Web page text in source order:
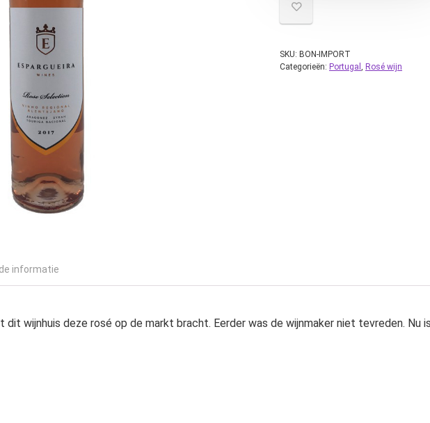
SKU: BON-IMPORT
Categorieën: Portugal , Rosé wijn
informatie
wijnhuis deze rosé op de markt bracht. Eerder was de wijnmaker niet tevreden.